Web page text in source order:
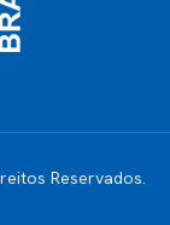
Reservados.